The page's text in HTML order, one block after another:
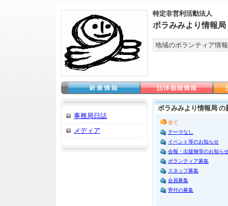
特定非営利活動法人
ボラみみより情報局
地域のボランティア情
事務局日誌
メディア
ボラみみより情報局 の
全て
テーマなし
イベント等のお知らせ
会報・出版物等のお知ら
ボランティア募集
スタッフ募集
会員募集
寄付の募集